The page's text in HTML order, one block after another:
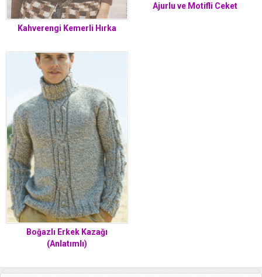
Kahverengi Kemerli Hırka
Ajurlu ve Motifli Ceket
Boğazlı Erkek Kazağı
(Anlatımlı)